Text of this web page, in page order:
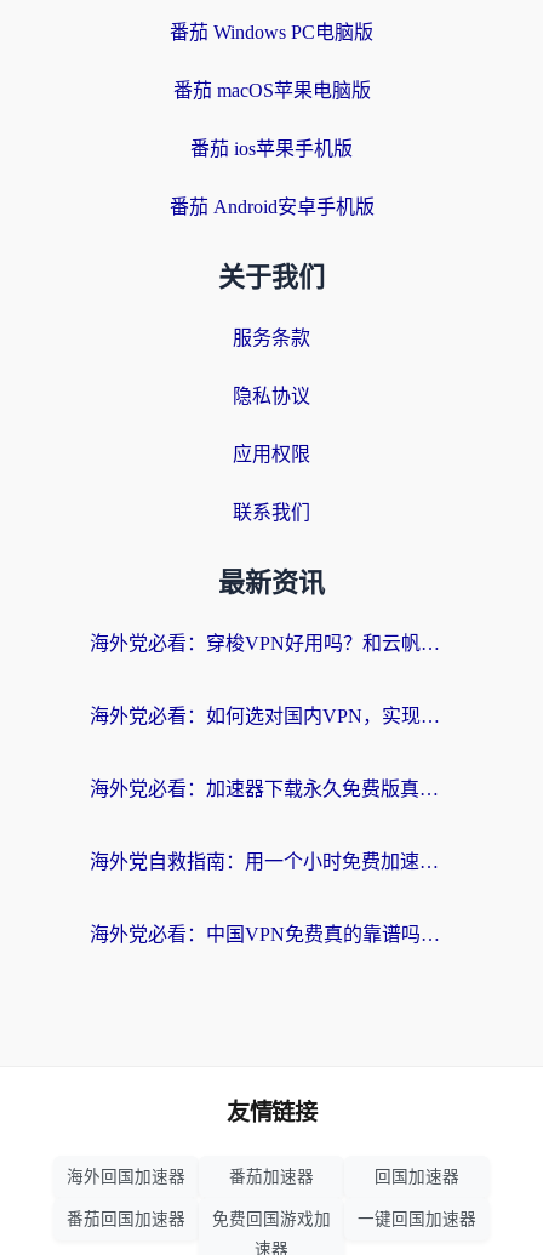
番茄 Windows PC电脑版
番茄 macOS苹果电脑版
番茄 ios苹果手机版
番茄 Android安卓手机版
关于我们
服务条款
隐私协议
应用权限
联系我们
最新资讯
海外党必看：穿梭VPN好用吗？和云帆VPN对比哪个回国效果更好？附真实测评+避坑指南
海外党必看：如何选对国内VPN，实现无缝访问国内资源？
海外党必看：加速器下载永久免费版真的存在吗？教你无缝访问国内资源的正确姿势
海外党自救指南：用一个小时免费加速器，轻松打破国内资源访问壁垒？
海外党必看：中国VPN免费真的靠谱吗？手把手教你选对回国加速器
友情链接
海外回国加速器 番茄加速器 回国加速器
番茄回国加速器
免费回国游戏加
速器
一键回国加速器